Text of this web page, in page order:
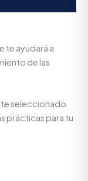
te ayudará a
de las
seleccionado
prácticas para tu